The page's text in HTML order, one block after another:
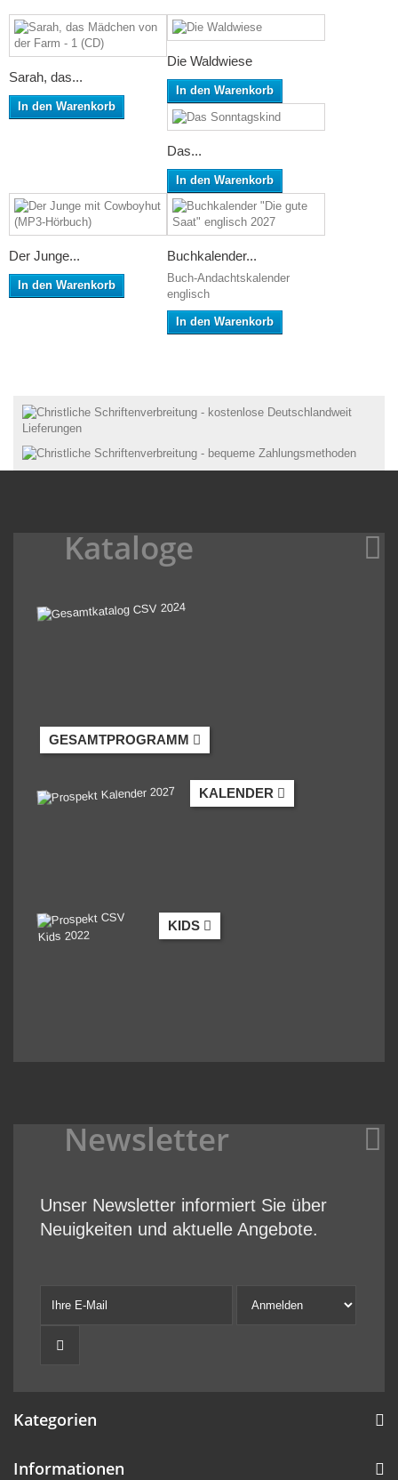
Sarah, das...
In den Warenkorb
Die Waldwiese
In den Warenkorb
Das...
In den Warenkorb
Der Junge...
In den Warenkorb
Buchkalender...
Buch-Andachtskalender
englisch
In den Warenkorb
Kataloge
GESAMTPROGRAMM
KALENDER
KIDS
Newsletter
Unser Newsletter informiert Sie über
Neuigkeiten und aktuelle Angebote.
Kategorien
Informationen